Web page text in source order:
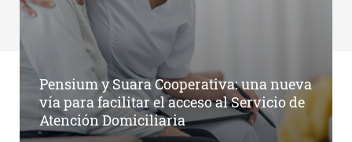
Pensium y Suara Cooperativa: una nueva
vía para facilitar el acceso al Servicio de
Atención Domiciliaria